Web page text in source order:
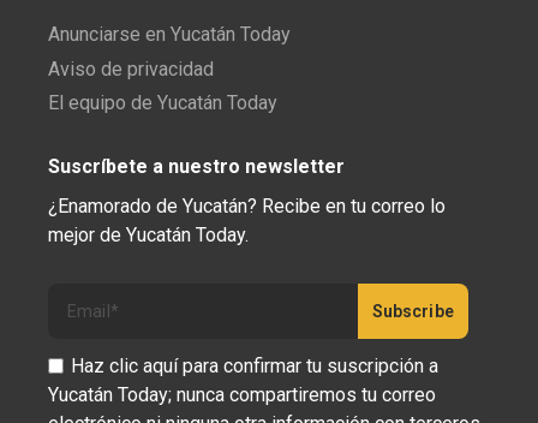
Anunciarse en Yucatán Today
Aviso de privacidad
El equipo de Yucatán Today
Suscríbete a nuestro newsletter
¿Enamorado de Yucatán? Recibe en tu correo lo
mejor de Yucatán Today.
Haz clic aquí para confirmar tu suscripción a
Yucatán Today; nunca compartiremos tu correo